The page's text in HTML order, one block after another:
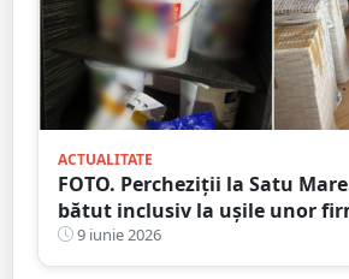
ACTUALITATE
FOTO. Percheziții la Satu
bătut inclusiv la ușile unor
descoperit polițiștii
9 iunie 2026